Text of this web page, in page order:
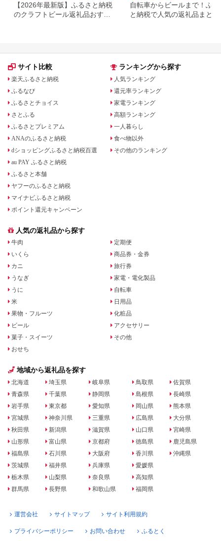
【2026年最新版】ふるさと納税
のクラフトビール返礼品おすす
自転車からビールまで！ふる
と納税で人気の返礼品まとめ
サイト比較
楽天ふるさと納税
ふるなび
ふるさとチョイス
さとふる
ふるさとプレミアム
ANAのふるさと納税
dショッピングふるさと納税百選
au PAY ふるさと納税
ふるさと本舗
ヤフーのふるさと納税
マイナビふるさと納税
ポイント還元キャンペーン
ランキングから探す
人気ランキング
還元率ランキング
家電ランキング
高額ランキング
一人暮らし
食べ物以外
その他のランキング
人気の返礼品から探す
牛肉
いくら
カニ
うなぎ
うに
米
果物・フルーツ
ビール
菓子・スイーツ
おせち
定期便
商品券・金券
旅行券
家電・電化製品
自転車
日用品
化粧品
アクセサリー
その他
地域から返礼品を探す
北海道
青森県
岩手県
宮城県
秋田県
山形県
福島県
茨城県
栃木県
群馬県
埼玉県
千葉県
東京都
神奈川県
新潟県
富山県
石川県
福井県
山梨県
長野県
岐阜県
静岡県
愛知県
三重県
滋賀県
京都府
大阪府
兵庫県
奈良県
和歌山県
鳥取県
島根県
岡山県
広島県
山口県
徳島県
香川県
愛媛県
高知県
福岡県
佐賀県
長崎県
熊本県
大分県
宮崎県
鹿児島県
沖縄県
運営会社 サイトマップ サイト利用規約
プライバシーポリシー お問い合わせ ふるとく